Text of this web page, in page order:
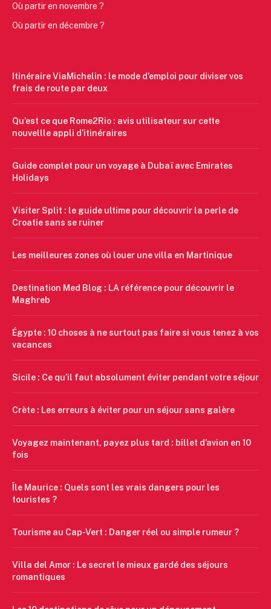
Où partir en novembre ?
Où partir en décembre ?
Itinéraire ViaMichelin : le mode d’emploi pour diviser vos
frais de route par deux
Qu’est ce que Rome2Rio : avis utilisateur sur cette
nouvellle appli d’itinéraires
Guide complet pour un voyage à Dubaï avec Emirates
Holidays
Visiter Split : le guide ultime pour découvrir la perle de
Croatie sans se ruiner
Les meilleures zones où louer une villa en Martinique
Destination Med Blog : LA référence pour découvrir le
Maghreb
Égypte : 10 choses à ne surtout pas faire si vous tenez à vos
vacances
Sicile : Ce qu’il faut absolument éviter pendant votre séjour
Crète : Les erreurs à éviter pour un séjour sans galère
Voyagez maintenant, payez plus tard : billet d’avion en 10
fois
Île Maurice : Quels sont les vrais dangers pour les
touristes ?
Tourisme au Cap-Vert : Danger réel ou simple rumeur ?
Villa del Amor : Le secret le mieux gardé des séjours
romantiques